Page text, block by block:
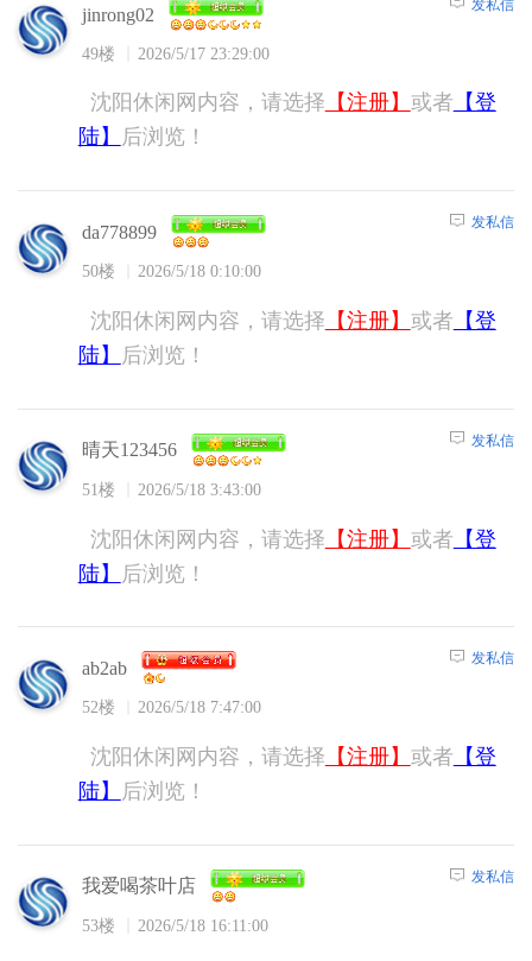
jinrong02
49楼 2026/5/17 23:29:00
发私信
沈阳休闲网内容，请选择 【注册】 或者 【登
陆】
后浏览！
da778899
50楼 2026/5/18 0:10:00
发私信
沈阳休闲网内容，请选择 【注册】 或者 【登
陆】
后浏览！
晴天123456
51楼 2026/5/18 3:43:00
发私信
沈阳休闲网内容，请选择 【注册】 或者 【登
陆】
后浏览！
ab2ab
52楼 2026/5/18 7:47:00
发私信
沈阳休闲网内容，请选择 【注册】 或者 【登
陆】
后浏览！
我爱喝茶叶店
53楼 2026/5/18 16:11:00
发私信